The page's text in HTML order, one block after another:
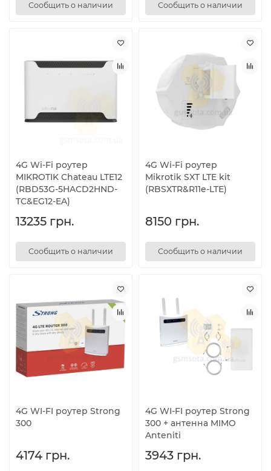
Сообщить о наличии Сообщить о наличии
4G Wi-Fi роутер
MIKROTIK Chateau LTE12
(RBD53G-5HACD2HND-
TC&EG12-EA)
13235 грн.
Сообщить о наличии
4G Wi-Fi роутер
Mikrotik SXT LTE kit
(RBSXTR&R11e-LTE)
8150 грн.
Сообщить о наличии
4G WI-FI роутер Strong
300
4174 грн.
4G WI-FI роутер Strong
300 + антенна MIMO
Anteniti
3943 грн.